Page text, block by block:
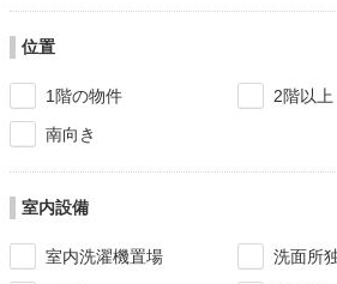
位置
1階の物件
2階以上
南向き
室内設備
室内洗濯機置場
洗面所